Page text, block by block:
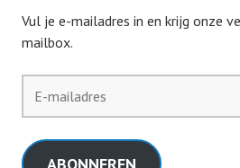
Vul je e-mailadres in en krijg onze
mailbox.
mailadres
ABONNEREN